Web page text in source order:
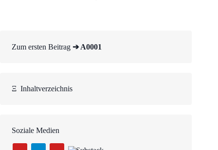
Zum ersten Beitrag ➔ A0001
Ξ Inhaltverzeichnis
Soziale Medien